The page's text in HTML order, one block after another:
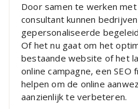
Door samen te werken met
consultant kunnen
gepersonaliseerde
Of het nu gaat om het
bestaande website of het
online campagne, een SEO
helpen om de online
aanzienlijk te verbeteren.